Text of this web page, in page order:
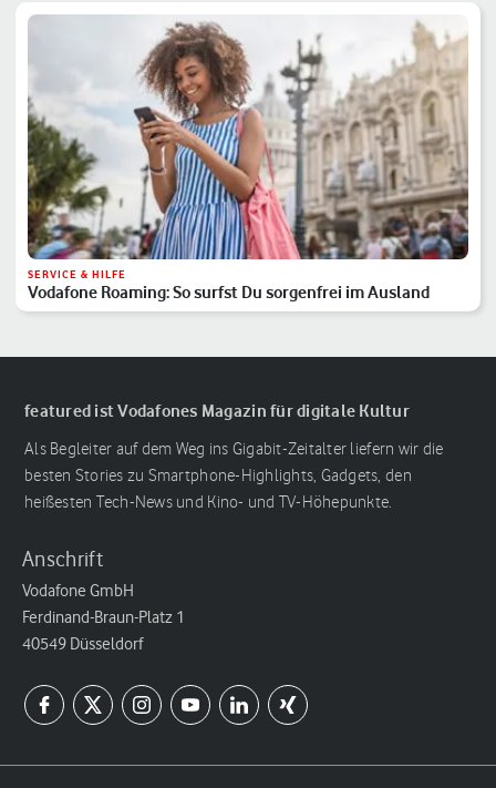
SERVICE & HILFE
Vodafone Roaming: So surfst Du sorgenfrei im Ausland
featured ist Vodafones Magazin für digitale Kultur
Als Begleiter auf dem Weg ins Gigabit-Zeitalter liefern wir die
besten Stories zu Smartphone-Highlights, Gadgets, den
heißesten Tech-News und Kino- und TV-Höhepunkte.
Anschrift
Vodafone GmbH
Ferdinand-Braun-Platz 1
40549 Düsseldorf